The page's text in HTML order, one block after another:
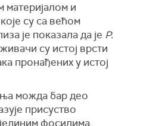
материјалом и
су са већом
је показала да је P.
су истој врсти
пронађених у истој
можда бар део
присуство
фосилима.